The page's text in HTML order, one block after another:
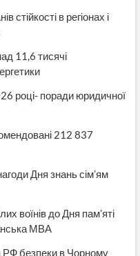
в регіонах і
11,6 тисячі
році- поради юридичної
212 837
Дня знань сім’ям
воїнів до Дня пам’яті
МВА
РФ безпеки в Чорному